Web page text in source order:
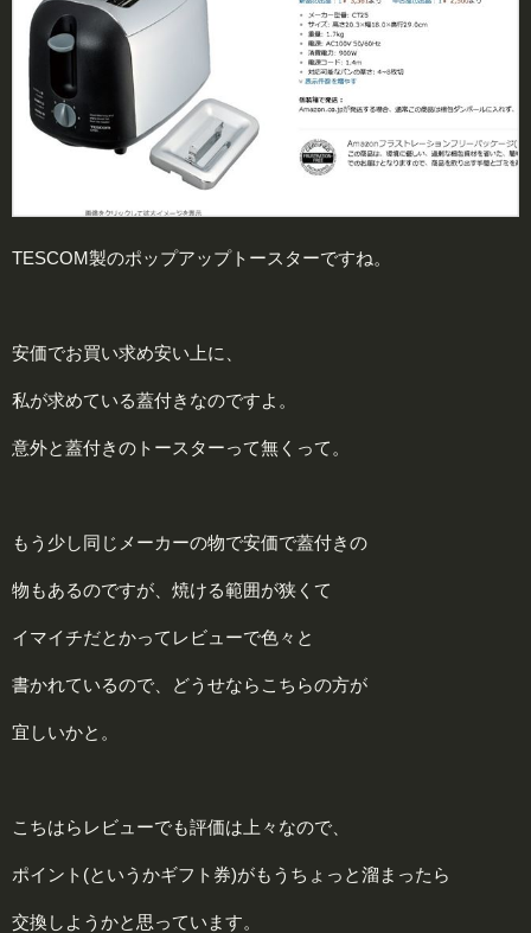
TESCOM製のポップアップトースターですね。
安価でお買い求め安い上に、
私が求めている蓋付きなのですよ。
意外と蓋付きのトースターって無くって。
もう少し同じメーカーの物で安価で蓋付きの
物もあるのですが、焼ける範囲が狭くて
イマイチだとかってレビューで色々と
書かれているので、どうせならこちらの方が
宜しいかと。
こちはらレビューでも評価は上々なので、
ポイント(というかギフト券)がもうちょっと溜まったら
交換しようかと思っています。